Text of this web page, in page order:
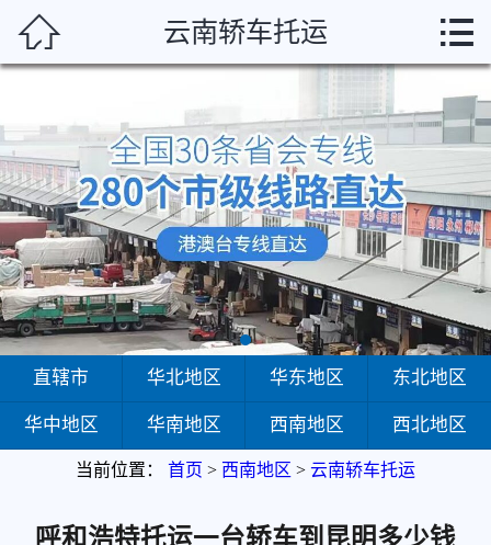
华北地区
华东地区
东北地区
华中地区
华南地区
西南地区
 云南轿车托运 
直辖市 华北地区 华东地区 东北地区
华中地区 华南地区 西南地区 西北地区
当前位置： 首页 > 西南地区 > 云南轿车托运
呼和浩特托运一台轿车到昆明多少钱